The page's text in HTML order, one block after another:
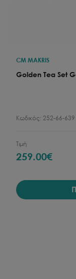
CM MAKRIS
Golden Tea Set
Κωδικός: 252-66-639
Τιμή
259.00€